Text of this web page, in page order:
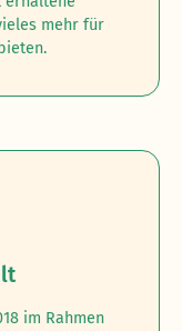
mehr für
im Rahmen